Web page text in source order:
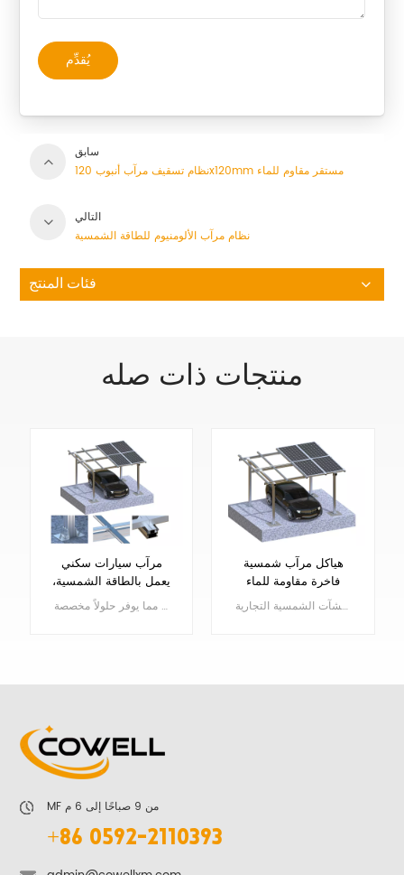
يُقدِّم
سابق
نظام تسقيف مرآب أنبوب 120x120mm مستقر مقاوم للماء
التالي
نظام مرآب الألومنيوم للطاقة الشمسية
فئات المنتج
منتجات ذات صله
مرآب سيارات سكني
يعمل بالطاقة الشمسية،
مقاوم للماء، نظام تركيبملكنا مظلات السيارات الشمسية مصنوعة من مواد عالية القوة ومقاومة للتآكل ومصممة لتحمل الظروف الجوية القاسية وإطالة عمر خدمتها.يأخذ التصميم في الاعتبار أحجام المركبات المختلفة، فضلاً عن ظروف الموقع المختلفة، مما يوفر حلولاً مخصصة.
هياكل مرآب شمسية
فاخرة مقاومة للماء
الألمنيوم بالكامل هياكل المظلات الشمسية آخيوفر عزلًا كاملاً للماء من خلال لوحة فولاذية شبه منحرفة مدمجة بسلاسة أسفل الوحدات الشمسية، مما يوفر حماية موثوقة من الطقس للمنشآت الشمسية التجارية.
+86 0592-2110393